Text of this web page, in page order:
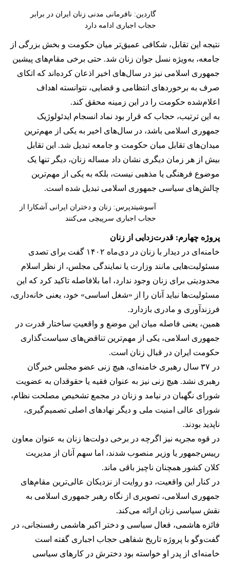
گاردین: نافرمانی مدنی زنان ایران در برابر
حجاب اجباری ادامه دارد
نتیجه این تقابل، شکافی عمیق‌تر میان حکومت و بخش بزرگی از
جامعه، به‌ویژه نسل جوان زنان شد. حتی برخی مقام‌های پیشین
جمهوری اسلامی نیز در سال‌های اخیر اذعان کرده‌اند که اتکای
صرف به برخوردهای انتظامی و قضایی، نتوانسته اهداف
اعلام‌شده حکومت را در این زمینه محقق کند.
به این ترتیب، حجاب که قرار بود نماد انسجام ایدئولوژیک
جمهوری اسلامی باشد، در سال‌های اخیر به یکی از مهم‌ترین
میدان‌های تقابل میان حکومت و جامعه تبدیل شد. این تقابل
بیش از هر زمان دیگری نشان داد مساله زنان، دیگر تنها یک
موضوع فرهنگی یا مذهبی نیست، بلکه به یکی از مهم‌ترین
چالش‌های سیاسی جمهوری اسلامی تبدیل شده است.
آسوشیتدپرس: زنان و دختران ایرانی آشکارا از
حجاب اجباری سرپیچی می‌کنند
پروژه چهارم: قدرت‌زدایی از زنان
خامنه‌ای در دیدار با زنان در دی‌ماه ۱۴۰۲ گفت برای تصدی
مسئولیت‌هایی مانند وزارت یا نمایندگی مجلس، از نظر اسلام
محدودیتی برای زنان وجود ندارد، اما بلافاصله تاکید کرد که این
مسئولیت‌ها نباید آنان را از «شغل اساسی» خود، یعنی خانه‌داری،
فرزندآوری و مادری بازدارد.
همین، یعنی فاصله میان این موضع و واقعیتِ ساختار قدرت در
جمهوری اسلامی، یکی از مهم‌ترین تناقض‌های سیاست‌گذاری
حکومت ایران در قبال زنان است.
در ۳۷ سال رهبری خامنه‌ای، هیچ زنی عضو مجلس خبرگان
رهبری نشد. هیچ زنی نیز به عنوان فقیه یا حقوقدان به عضویت
شورای نگهبان در نیامد و زنان در مجمع تشخیص مصلحت نظام،
شورای عالی امنیت ملی و دیگر نهادهای اصلی تصمیم‌گیری،
ناپدید بودند.
در قوه مجریه نیز اگرچه در برخی دولت‌ها زنان به عنوان معاون
رییس‌جمهور یا وزیر منصوب شدند، اما سهم آنان از مدیریت
کلان کشور همچنان ناچیز باقی ماند.
در کنار این واقعیت، دو روایت از نزدیکان عالی‌ترین مقام‌های
جمهوری اسلامی، تصویری از نگاه رهبر جمهوری اسلامی به
نقش سیاسی زنان ارائه می‌کند.
فائزه هاشمی، فعال سیاسی و دختر اکبر هاشمی رفسنجانی، در
گفت‌وگو با پروژه تاریخ شفاهی حجاب اجباری گفته است
خامنه‌ای از پدر او خواسته بود دخترش در کارهای سیاسی